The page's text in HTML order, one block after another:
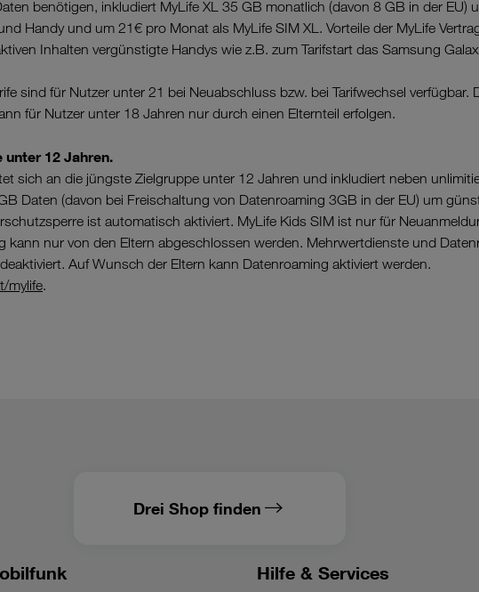
benötigen, inkludiert MyLife XL 35 GB monatlich (davon 8 GB in der EU)
Handy und um 21€ pro Monat als MyLife SIM XL. Vorteile der MyLife
Inhalten vergünstigte Handys wie z.B. zum Tarifstart das Samsung
sind für Nutzer unter 21 bei Neuabschluss bzw. bei Tarifwechsel verfügbar.
für Nutzer unter 18 Jahren nur durch einen Elternteil erfolgen.
12 Jahren.
sich an die jüngste Zielgruppe unter 12 Jahren und inkludiert neben
Daten (davon bei Freischaltung von Datenroaming 3GB in der EU) um
ist automatisch aktiviert. MyLife Kids SIM ist nur für
kann nur von den Eltern abgeschlossen werden. Mehrwertdienste und
Auf Wunsch der Eltern kann Datenroaming aktiviert werden.
mylife.
Drei Shop finden
Hilfe & Services